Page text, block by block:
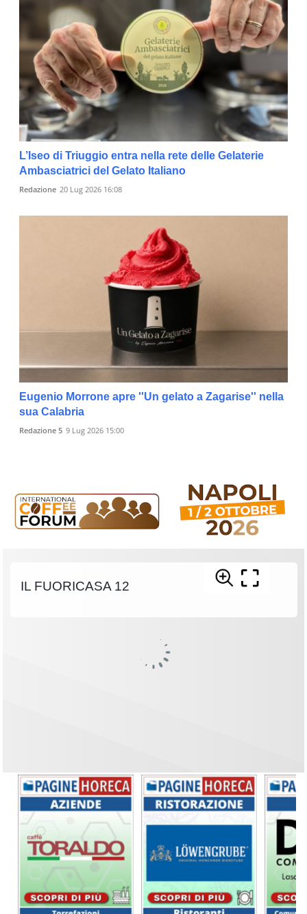
L’Iseo di Triuggio entra nella rete delle Gelaterie
Ambasciatrici del Gelato Italiano
Redazione 20 Lug 2026 16:08
Eugenio Morrone apre ''Un gelato a Zagarise'' nella
sua Calabria
Redazione 5 9 Lug 2026 15:00